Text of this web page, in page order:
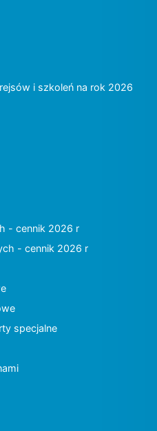
i szkoleń na rok 2026
- cennik 2026 r
- cennik 2026 r
specjalne